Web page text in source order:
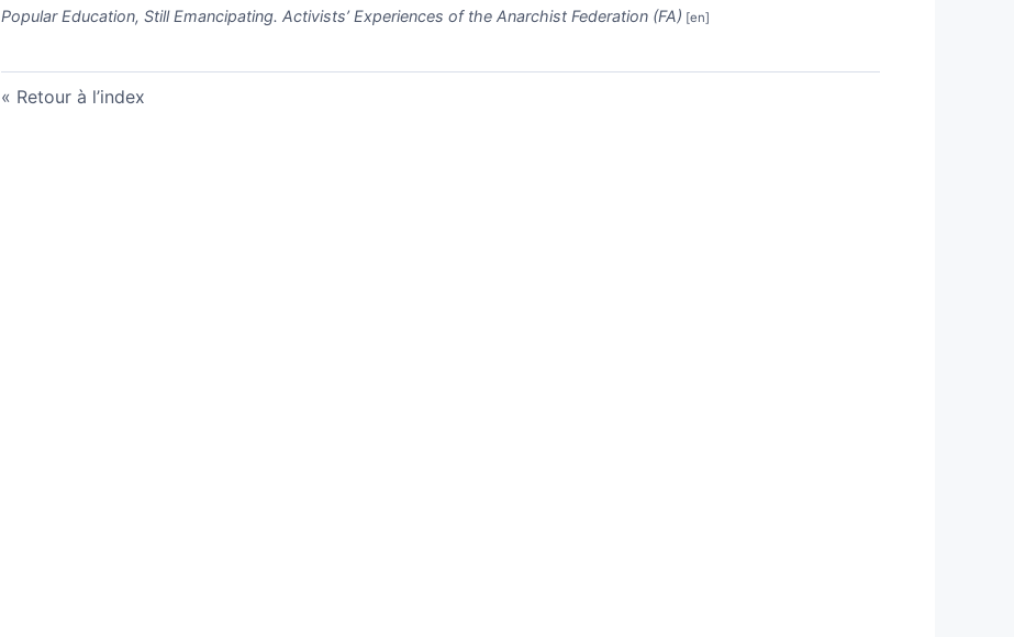
Popular Education, Still Emancipating. Activists’ Experiences of the Anarchist Federation (FA)
Retour à l’index